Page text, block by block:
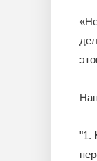
"1.